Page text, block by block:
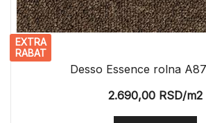
EXTRA
RABAT
Desso Essence rolna
2.690,00 RSD/m2